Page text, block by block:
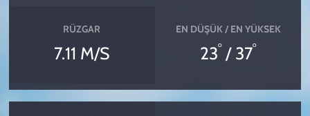
RÜZGAR
7.11 M/S
EN DÜŞÜK / EN YÜKSEK
23° / 37°